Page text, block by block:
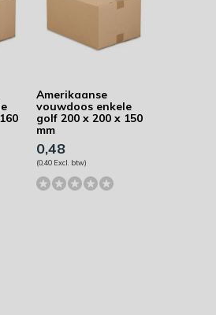
Amerikaanse
vouwdoos enkele
golf 200 x 200 x 150
mm
0,48
(0,40 Excl. btw)